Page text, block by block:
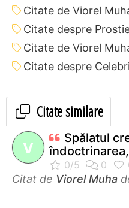
Citate de Viorel
Citate despre
Citate de Viorel
Citate despre
Citate similare
V
Spălatul
Citat de Viorel Muha